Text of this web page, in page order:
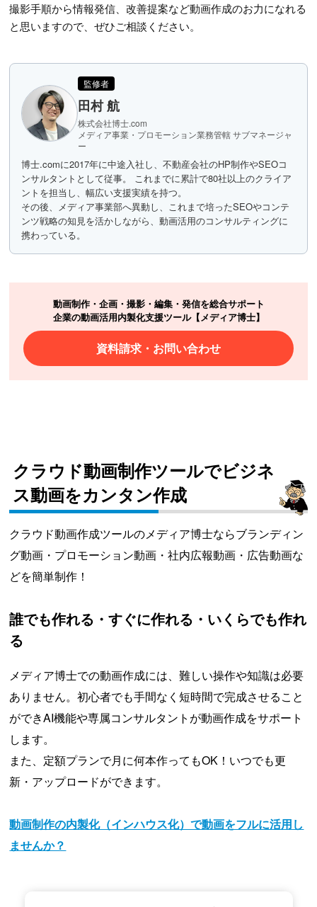
撮影手順から情報発信、改善提案など動画作成のお力になれる
と思いますので、ぜひご相談ください。
監修者
田村 航
株式会社博士.com
メディア事業・プロモーション業務管轄 サブマネージャ
ー
博士.comに2017年に中途入社し、不動産会社のHP制作やSEOコ
ンサルタントとして従事。 これまでに累計で80社以上のクライア
ントを担当し、幅広い支援実績を持つ。
その後、メディア事業部へ異動し、これまで培ったSEOやコンテ
ンツ戦略の知見を活かしながら、動画活用のコンサルティングに
携わっている。
動画制作・企画・撮影・編集・発信を総合サポート
企業の動画活用内製化支援ツール【メディア博士】
資料請求・お問い合わせ
クラウド動画制作ツールでビジネ
ス動画をカンタン作成
クラウド動画作成ツールのメディア博士ならブランディン
グ動画・プロモーション動画・社内広報動画・広告動画な
どを簡単制作！
誰でも作れる・すぐに作れる・いくらでも作れ
る
メディア博士での動画作成には、難しい操作や知識は必要
ありません。初心者でも手間なく短時間で完成させること
ができAI機能や専属コンサルタントが動画作成をサポート
します。
また、定額プランで月に何本作ってもOK！いつでも更
新・アップロードができます。
動画制作の内製化（インハウス化）で動画をフルに活用し
ませんか？